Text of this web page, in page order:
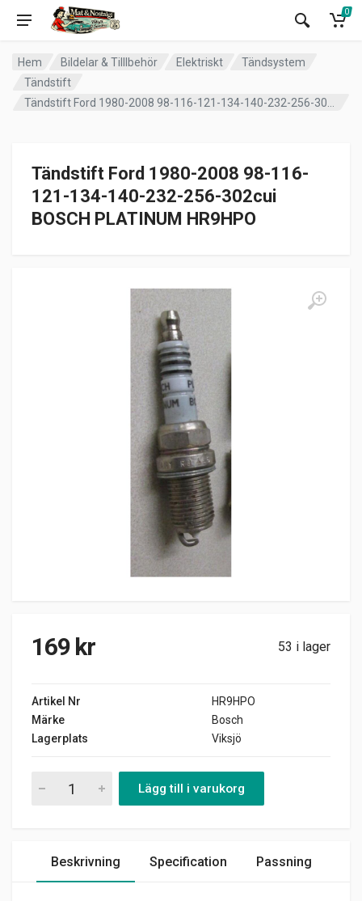
0
Hem Bildelar & Tilllbehör Elektriskt
Tändsystem
Tändstift
Tändstift Ford 1980-2008 98-116-
121-134-140-232-256-302cui
BOSCH PLATINUM HR9HPO
169 kr 53 i lager
Artikel Nr
HR9HPO
Märke
Bosch
Lagerplats
Viksjö
Lägg till i varukorg
Beskrivning Specification Passning